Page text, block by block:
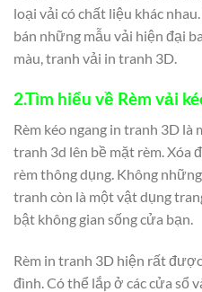
loại vải có chất liệu khác
bán những mẫu vải hiện đại
màu, tranh vải in tranh 3D.
2.Tìm hiểu về Rèm vải
Rèm kéo ngang in tranh 3D là
tranh 3d lên bề mặt rèm. Xóa
rèm thông dụng. Không
tranh còn là một vật dụng
bật không gian sống cửa bạn.
Rèm in tranh 3D hiện rất
đình. Có thể lắp ở các cửa sổ